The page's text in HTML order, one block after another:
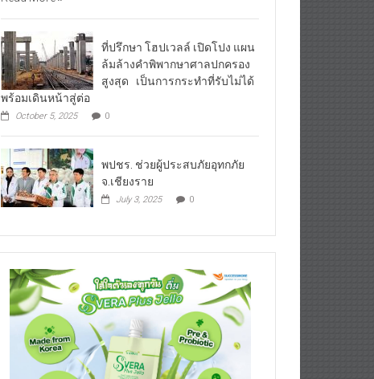
ที่ปรึกษา โฮปเวลล์ เปิดโปง แผน
ล้มล้างคำพิพากษาศาลปกครอง
สูงสุด เป็นการกระทำที่รับไม่ได้
พร้อมเดินหน้าสู่ต่อ
October 5, 2025 0
พปชร. ช่วยผู้ประสบภัยอุทกภัย
จ.เชียงราย
July 3, 2025 0